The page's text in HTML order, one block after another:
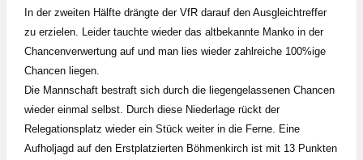
In der zweiten Hälfte drängte der VfR darauf den Ausgleichtreffer
zu erzielen. Leider tauchte wieder das altbekannte Manko in der
Chancenverwertung auf und man lies wieder zahlreiche 100%ige
Chancen liegen.
Die Mannschaft bestraft sich durch die liegengelassenen Chancen
wieder einmal selbst. Durch diese Niederlage rückt der
Relegationsplatz wieder ein Stück weiter in die Ferne. Eine
Aufholjagd auf den Erstplatzierten Böhmenkirch ist mit 13 Punkten